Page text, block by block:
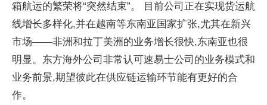
箱航运的繁荣将“突然结束”。 目前公司正在实现货运航
线增长多样化,并在越南等东南亚 国家扩张,尤其在新兴
市场——非洲和拉丁美洲的业务增长很快,东南亚也很
明显。东方海外公司非常认可速易士公司的业务模式和
业务前景,期望彼此在供应链运输环节能有更好的合
作。